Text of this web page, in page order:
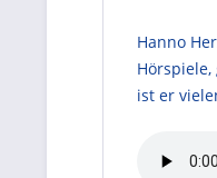
Hanno
ist er